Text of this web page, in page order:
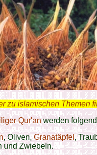
zu islamischen Themen
Qur'anwerden
, Oliven,Granatäpfel,
und Zwiebeln.